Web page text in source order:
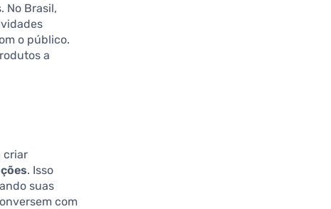
No Brasil,
o público.
a
criar
. Isso
suas
com